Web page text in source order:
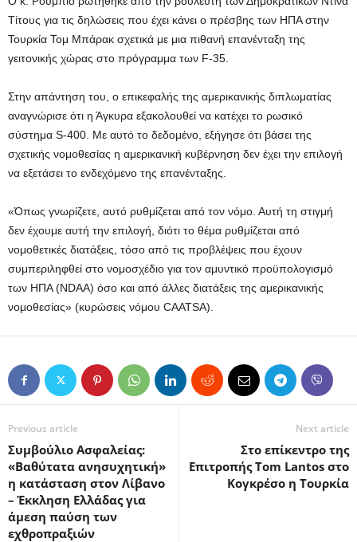
Τίτους για τις δηλώσεις που έχει κάνει ο πρέσβης των ΗΠΑ στην
Τουρκία Τομ Μπάρακ σχετικά με μια πιθανή επανένταξη της
γειτονικής χώρας στο πρόγραμμα των F-35.
Στην απάντηση του, ο επικεφαλής της αμερικανικής διπλωματίας
αναγνώρισε ότι η Άγκυρα εξακολουθεί να κατέχει το ρωσικό
σύστημα S-400. Με αυτό το δεδομένο, εξήγησε ότι βάσει της
σχετικής νομοθεσίας η αμερικανική κυβέρνηση δεν έχει την επιλογή
να εξετάσει το ενδεχόμενο της επανένταξης.
«Όπως γνωρίζετε, αυτό ρυθμίζεται από τον νόμο. Αυτή τη στιγμή
δεν έχουμε αυτή την επιλογή, διότι το θέμα ρυθμίζεται από
νομοθετικές διατάξεις, τόσο από τις προβλέψεις που έχουν
συμπεριληφθεί στο νομοσχέδιο για τον αμυντικό προϋπολογισμό
των ΗΠΑ (NDAA) όσο και από άλλες διατάξεις της αμερικανικής
νομοθεσίας» (κυρώσεις νόμου CAATSA).
Previous article
Συμβούλιο Ασφαλείας:
«Βαθύτατα ανησυχητική»
η κατάσταση στον Λίβανο
– Έκκληση Ελλάδας για
άμεση παύση των
εχθροπραξιών
Next article
Στο επίκεντρο της
Επιτροπής Tom Lantos στο
Κογκρέσο η Τουρκία